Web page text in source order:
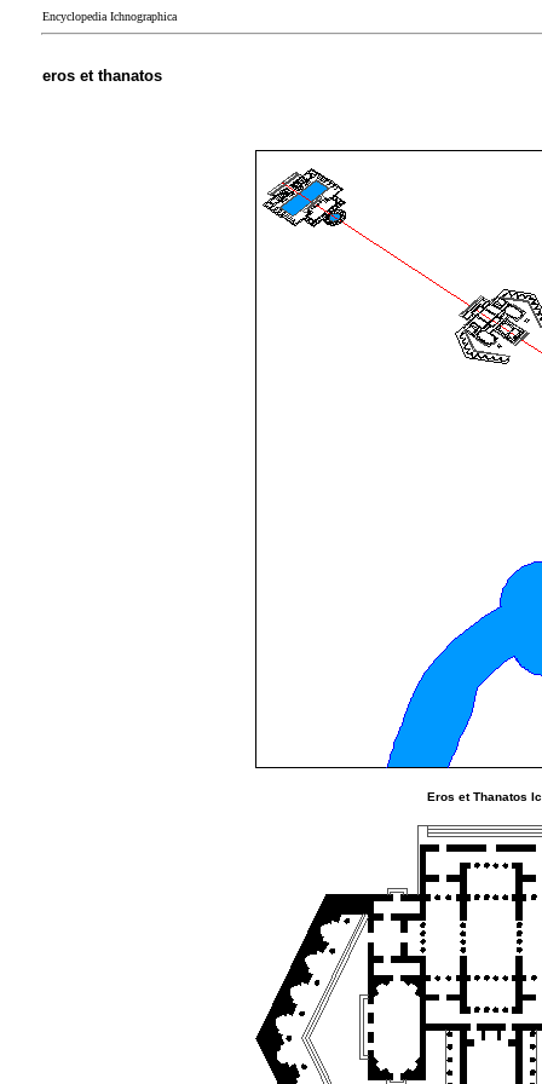
Encyclopedia Ichnographica
eros et thanatos
Eros et Thanatos